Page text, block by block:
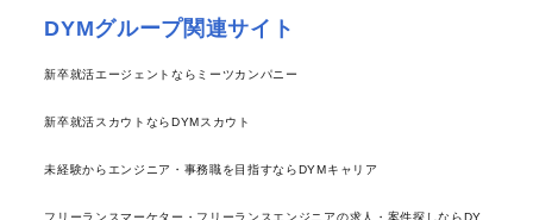
DYMグループ関連サイト
新卒就活エージェントならミーツカンパニー
新卒就活スカウトならDYMスカウト
未経験からエンジニア・事務職を目指すならDYMキャリア
フリーランスマーケター・フリーランスエンジニアの求人・案件探しならDY